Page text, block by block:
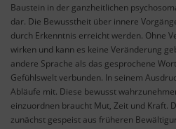
Baustein in der ganzheitlichen
dar. Die Bewusstheit über innere
durch Erkenntnis erreicht werden. Ohne
wirken und kann es keine Veränderung
andere Sprache als das gesprochene
Gefühlswelt verbunden. In seinem
Abläufe mit. Diese bewusst
einzuordnen braucht Mut, Zeit und Kraft.
zunächst gespeist aus früheren